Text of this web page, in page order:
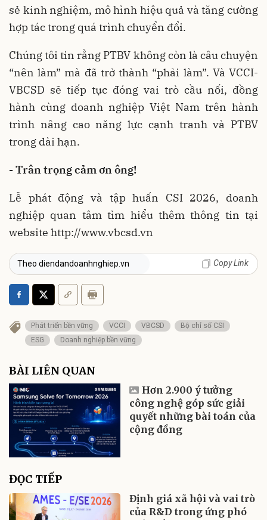
sẻ kinh nghiệm, mô hình hiệu quả và tăng cường
hợp tác trong quá trình chuyển đổi.
Chúng tôi tin rằng PTBV không còn là câu chuyện
“nên làm” mà đã trở thành “phải làm”. Và VCCI-
VBCSD sẽ tiếp tục đóng vai trò cầu nối, đồng
hành cùng doanh nghiệp Việt Nam trên hành
trình nâng cao năng lực cạnh tranh và PTBV
trong dài hạn.
- Trân trọng cảm ơn ông!
Lễ phát động và tập huấn CSI 2026, doanh
nghiệp quan tâm tìm hiểu thêm thông tin tại
website http://www.vbcsd.vn
Theo diendandoanhnghiep.vn Copy Link
Phát triển bền vững VCCI VBCSD
Bộ chỉ số CSI
ESG
Doanh nghiệp bền vững
BÀI LIÊN QUAN
Hơn 2.900 ý tưởng
công nghệ góp sức giải
quyết những bài toán của
cộng đồng
ĐỌC TIẾP
Định giá xã hội và vai trò
của R&D trong ứng phó